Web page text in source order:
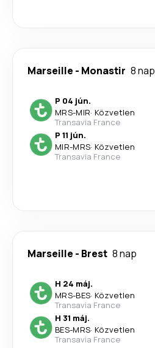
Marseille - Monastir 8 nap
P 04 jún.
MRS-MIR· Közvetlen
Transavia France
P 11 jún.
MIR-MRS· Közvetlen
Transavia France
Marseille - Brest 8 nap
H 24 máj.
MRS-BES· Közvetlen
Transavia France
H 31 máj.
BES-MRS· Közvetlen
Transavia France